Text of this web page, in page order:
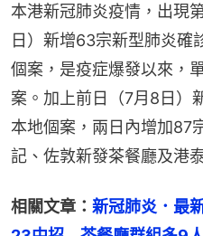
本港新冠肺炎疫情，出現
日）新增63宗新型肺炎確
個案，是疫症爆發以來，
案。加上前日（7月8日）
本地個案，兩日內增加87
記、佐敦新發茶餐廳及港
相關文章： 新冠肺炎．最